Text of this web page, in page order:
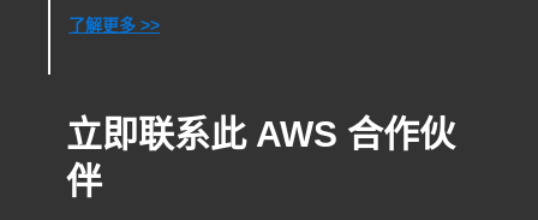
了解更多 >>
立即联系此 AWS 合作伙
伴